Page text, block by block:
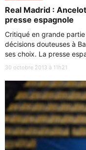
Real Madrid :
presse espagnole
Critiqué en grande
décisions douteuses à
ses choix. La presse
30 octobre 2013 à 11h21